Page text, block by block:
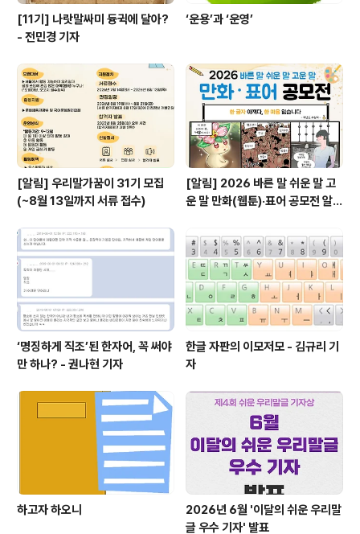
[11기] 나랏말싸미 듕귁에 달아?
- 전민경 기자
‘운용’과 ‘운영’
[알림] 우리말가꿈이 31기 모집
(~8월 13일까지 서류 접수)
[알림] 2026 바른 말 쉬운 말 고
운 말 만화(웹툰)·표어 공모전 알림
‘명징하게 직조’된 한자어, 꼭 써야
만 하나? - 권나현 기자
한글 자판의 이모저모 - 김규리 기
자
하고자 하오니
2026년 6월 '이달의 쉬운 우리말
글 우수 기자' 발표